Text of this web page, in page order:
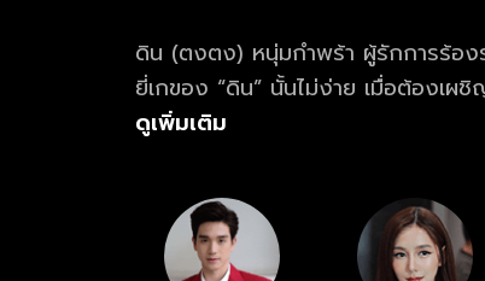
ดิน (ตงตง) หนุ่มกำพร้า ผู้รักการร้องร
ยี่เกของ “ดิน” นั้นไม่ง่าย เมื่อต้องเผ
ดินเกิดความทะเยอทะยาน อยากถีบตั
ทุกย่างก้าวในชีวิต จน “ดิน” ได้ก้าวขึ้
หลายคน ติดตามชม ละคร คู่พระคู่น
ทางช่องวัน 31 ดูย้อนหลัง ละคร คู่พ
ดูเพิ่มเติม